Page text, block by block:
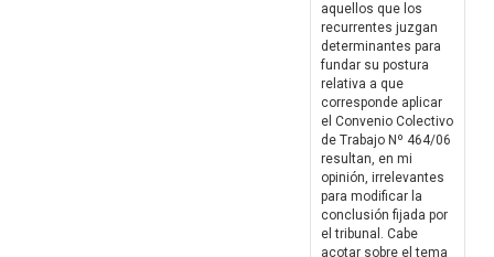
aquellos que los
recurrentes juzgan
determinantes para
fundar su postura
relativa a que
corresponde aplicar
el Convenio Colectivo
de Trabajo Nº 464/06
resultan, en mi
opinión, irrelevantes
para modificar la
conclusión fijada por
el tribunal. Cabe
acotar sobre el tema